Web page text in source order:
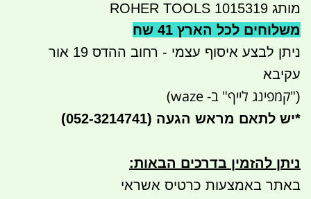
מותג ROHER TOOLS 1015319
משלוחים לכל הארץ 41 שח
ניתן לבצע איסוף עצמי - רחוב ההדס 19 אור
עקיבא
("קמפינג לייף" ב- waze)
*יש לתאם מראש הגעה (052-3214741)
ניתן להזמין בדרכים הבאות:
באתר באמצעות כרטיס אשראי